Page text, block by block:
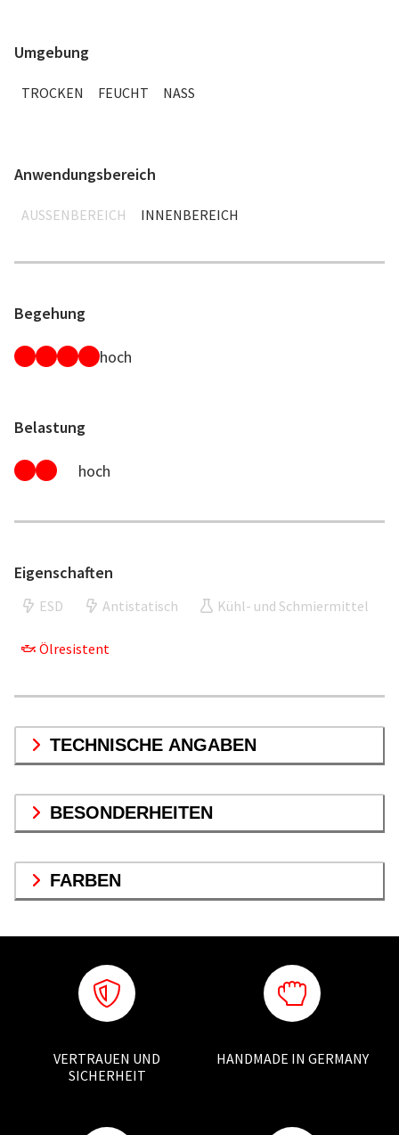
Umgebung
TROCKEN FEUCHT NASS
Anwendungsbereich
AUSSENBEREICH INNENBEREICH
Begehung
hoch
Belastung
hoch
Eigenschaften
ESD Antistatisch Kühl- und Schmiermittel
Ölresistent
TECHNISCHE ANGABEN
BESONDERHEITEN
FARBEN
VERTRAUEN UND
SICHERHEIT
HANDMADE IN GERMANY